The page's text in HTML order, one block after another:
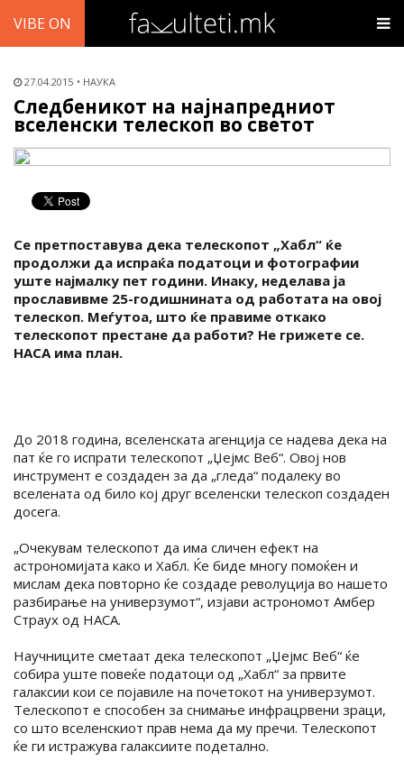
VIBE ON
27.04.2015 НАУКА
Следбеникот на најнапредниот
вселенски телескоп во светот
Се претпоставува дека телескопот „Хабл“ ќе
продолжи да испраќа податоци и фотографии
уште најмалку пет години. Инаку, неделава ја
прославивме 25-годишнината од работата на овој
телескоп. Меѓутоа, што ќе правиме откако
телескопот престане да работи? Не грижете се.
НАСА има план.
До 2018 година, вселенската агенција се надева дека на
пат ќе го испрати телескопот „Џејмс Веб“. Овој нов
инструмент е создаден за да „гледа“ подалеку во
вселената од било кој друг вселенски телескоп создаден
досега.
„Очекувам телескопот да има сличен ефект на
астрономијата како и Хабл. Ќе биде многу помоќен и
мислам дека повторно ќе создаде револуција во нашето
разбирање на универзумот“, изјави астрономот Амбер
Страух од НАСА.
Научниците сметаат дека телескопот „Џејмс Веб“ ќе
собира уште повеќе податоци од „Хабл“ за првите
галаксии кои се појавиле на почетокот на универзумот.
Телескопот е способен за снимање инфрацрвени зраци,
со што вселенскиот прав нема да му пречи. Телескопот
ќе ги истражува галаксиите подетално.